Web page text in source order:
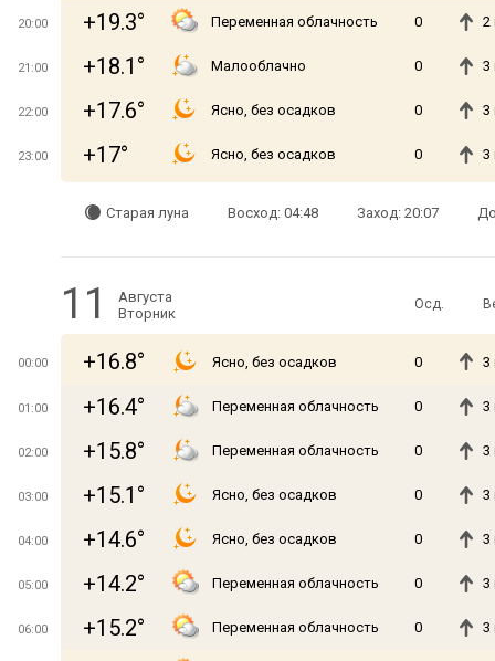
20:00 +19.3° Переменная облачность 0 2
21:00 +18.1° Малооблачно 0 3
22:00 +17.6° Ясно, без осадков 0 3
23:00 +17° Ясно, без осадков 0 3
Старая луна Восход: 04:48 Заход: 20:07
11
Августа
Вторник
Осд.
00:00 +16.8° Ясно, без осадков 0 3
01:00 +16.4° Переменная облачность 0 3
02:00 +15.8° Переменная облачность 0 3
03:00 +15.1° Ясно, без осадков 0 3
04:00 +14.6° Ясно, без осадков 0 3
05:00 +14.2° Переменная облачность 0 3
06:00 +15.2° Переменная облачность 0 3